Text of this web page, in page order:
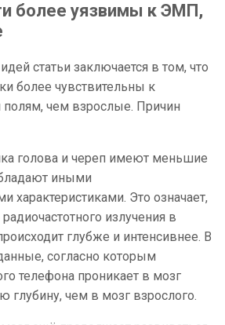
более уязвимы к ЭМП,
статьи заключается в том, что
более чувствительны к
чем взрослые. Причин
голова и череп имеют меньшие
иными
характеристиками. Это означает,
излучения в
глубже и интенсивнее. В
согласно которым
телефона проникает в мозг
глубину, чем в мозг взрослого.